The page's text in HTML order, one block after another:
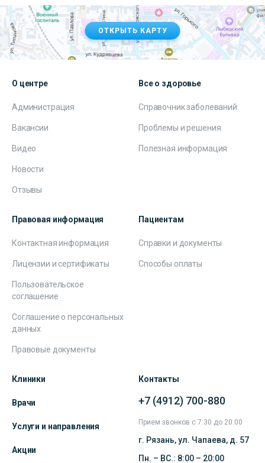
ОТКРЫТЬ КАРТУ
О центре
Администрация
Вакансии
Видео
Новости
Отзывы
Все о здоровье
Справочник заболеваний
Проблемы и решения
Полезная информация
Правовая информация
Контактная информация
Лицензии и сертификаты
Пользовательское
соглашение
Соглашение о персональных
данных
Правовые документы
Пациентам
Справки и документы
Способы оплаты
Клиники
Врачи
Услуги и направления
Акции
Контакты
+7 (4912) 700-880
Прием звонков с 7:30 до 20:00
г. Рязань, ул. Чапаева, д. 57
Пн. – ВС.: 8:00 – 20:00